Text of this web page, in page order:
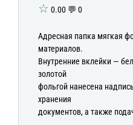
☆ 0.00 💬 0
Адресная папка мягкая
материалов.
Внутренние вклейки —
золотой
фольгой нанесена
хранения
документов, а также